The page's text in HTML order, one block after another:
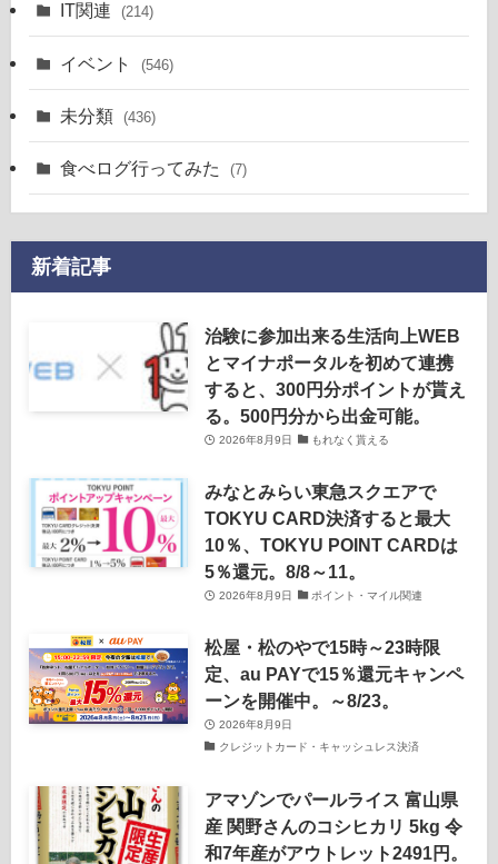
IT関連 (214)
イベント (546)
未分類 (436)
食べログ行ってみた (7)
新着記事
治験に参加出来る生活向上WEB
とマイナポータルを初めて連携
すると、300円分ポイントが貰え
る。500円分から出金可能。
2026年8月9日 もれなく貰える
みなとみらい東急スクエアで
TOKYU CARD決済すると最大
10％、TOKYU POINT CARDは
5％還元。8/8～11。
2026年8月9日 ポイント・マイル関連
松屋・松のやで15時～23時限
定、au PAYで15％還元キャンペ
ーンを開催中。～8/23。
2026年8月9日
クレジットカード・キャッシュレス決済
アマゾンでパールライス 富山県
産 関野さんのコシヒカリ 5kg 令
和7年産がアウトレット2491円。